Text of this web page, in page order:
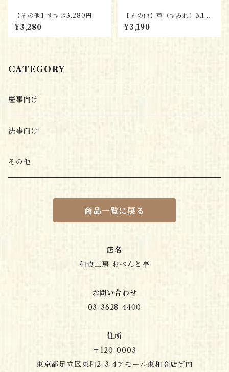
【その他】すすき3,280円
¥3,280
【その他】菫（すみれ）3,190
円
¥3,190
CATEGORY
慶事向け
法事向け
その他
商品一覧に戻る
店名
和食工房 おべんと亭
お問い合わせ
03-3628-4400
住所
〒120-0003
東京都足立区東和2-3-4アモール東和商店街内